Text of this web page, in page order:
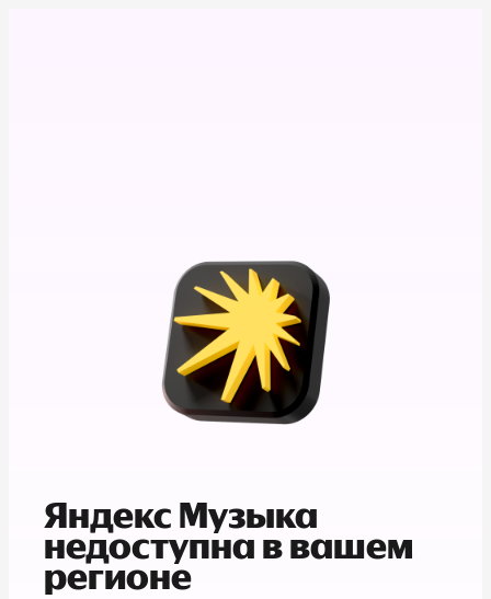
Яндекс Музыка
недоступна в вашем
регионе